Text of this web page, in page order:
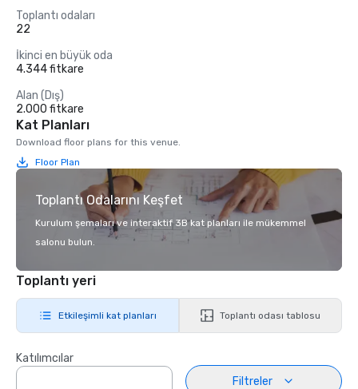
Toplantı odaları
22
İkinci en büyük oda
4.344 fitkare
Alan (Dış)
2.000 fitkare
Kat Planları
Download floor plans for this venue.
Floor Plan
Toplantı Odalarını Keşfet
Kurulum şemaları ve interaktif 3B kat planları ile mükemmel
salonu bulun.
Toplantı yeri
Etkileşimli kat planları Toplantı odası tablosu
Katılımcılar
Filtreler